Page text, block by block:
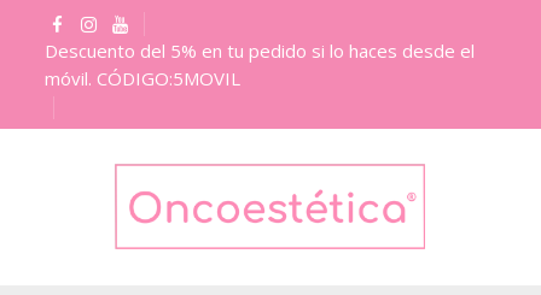
Descuento del 5% en tu pedido si lo haces desde el
móvil. CÓDIGO:5MOVIL